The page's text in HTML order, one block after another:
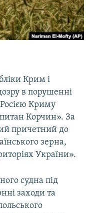
Крим і
в порушенні
Криму
Корчин». За
причетний до
зерна,
України».
судна під
заходи та